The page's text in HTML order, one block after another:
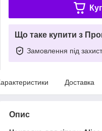
Що таке купити з
Замовлення під
Доставка
Опис